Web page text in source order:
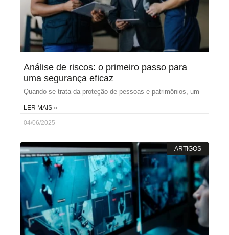
Análise de riscos: o primeiro passo para
uma segurança eficaz
Quando se trata da proteção de pessoas e patrimônios, um
LER MAIS »
04/06/2025
ARTIGOS